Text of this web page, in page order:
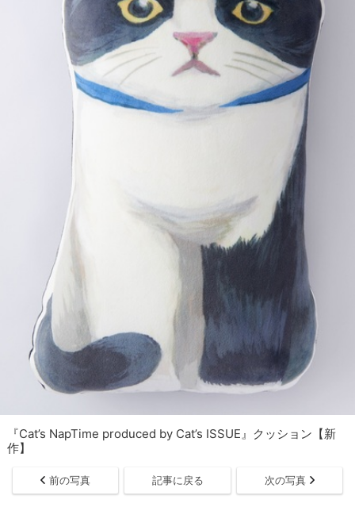
『Cat’s NapTime produced by Cat’s ISSUE』クッション【新
作】
前の写真 記事に戻る 次の写真